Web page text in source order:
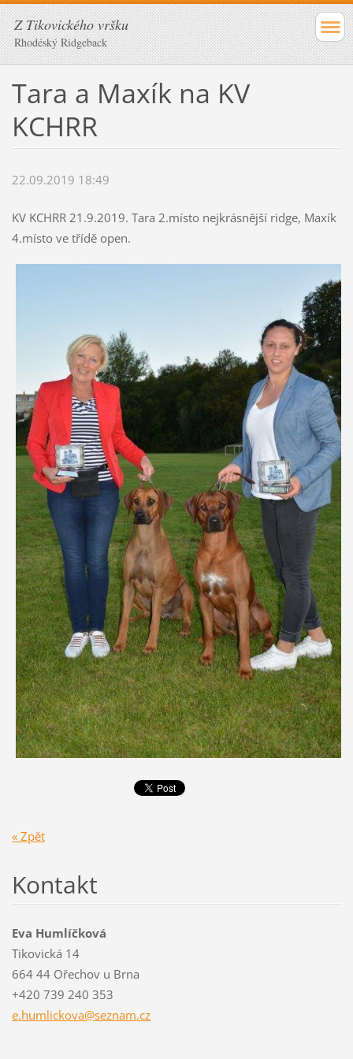
Z Tikovického vršku
Rhodéský Ridgeback
Tara a Maxík na KV
KCHRR
22.09.2019 18:49
KV KCHRR 21.9.2019. Tara 2.místo nejkrásnější ridge, Maxík
4.místo ve třídě open.
« Zpět
Kontakt
Eva Humlíčková
Tikovická 14
664 44 Ořechov u Brna
+420 739 240 353
e.humlickova@seznam.cz